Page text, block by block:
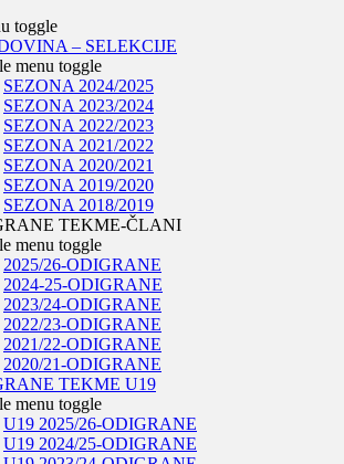
– SELEKCIJE
SEZONA 2024/2025
SEZONA 2023/2024
SEZONA 2022/2023
SEZONA 2021/2022
SEZONA 2020/2021
SEZONA 2019/2020
SEZONA 2018/2019
TEKME-ČLANI
2025/26-ODIGRANE
2024-25-ODIGRANE
2023/24-ODIGRANE
2022/23-ODIGRANE
2021/22-ODIGRANE
2020/21-ODIGRANE
TEKME U19
U19 2025/26-ODIGRANE
U19 2024/25-ODIGRANE